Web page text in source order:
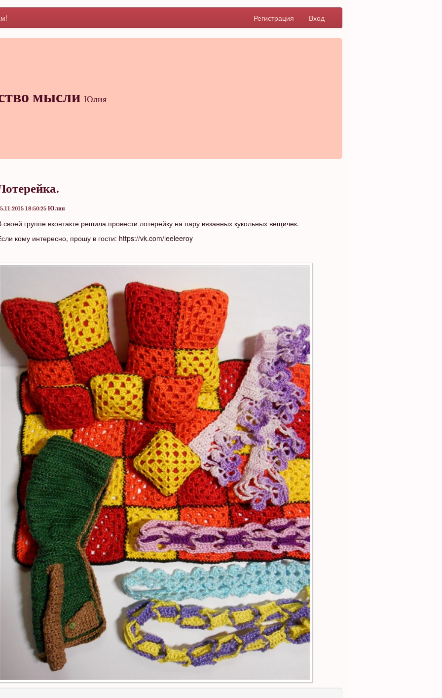
Регистрация Вход
мысли Юлия
18:50:25 Юлия
своей группе вконтакте решила провести лотерейку на пару вязанных кукольных вещичек.
кому интересно, прошу в гости: https://vk.com/leeleeroy